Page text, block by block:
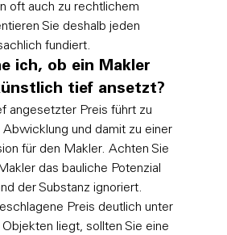
oft auch zu rechtlichem
Sie deshalb jeden
fundiert.
ich, ob ein Makler
tief ansetzt?
angesetzter Preis führt zu
Abwicklung und damit zu einer
für den Makler. Achten Sie
das bauliche Potenzial
der Substanz ignoriert.
Preis deutlich unter
liegt, sollten Sie eine